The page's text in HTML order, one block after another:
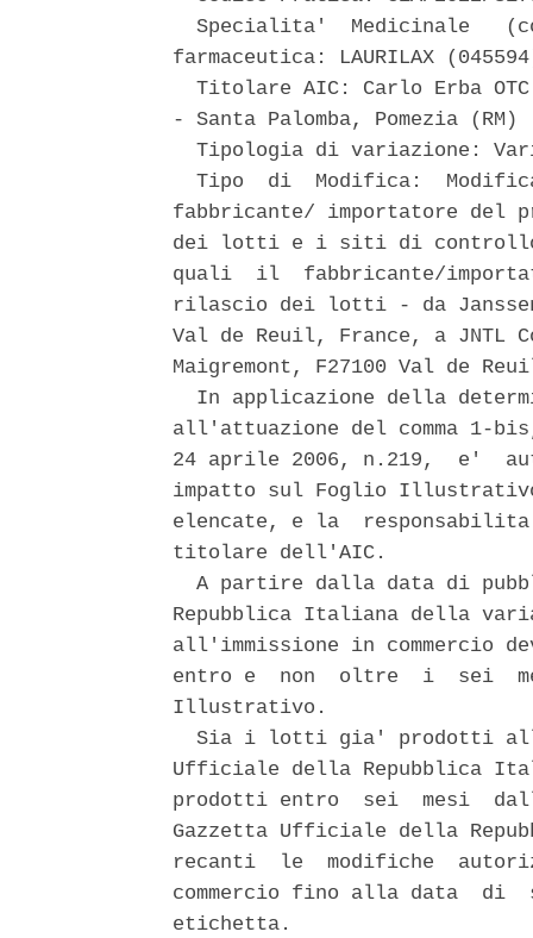
Specialita'  Medicinale
farmaceutica: LAURILAX
Titolare AIC: Carlo Erba
- Santa Palomba, Pomezia (RM)
Tipologia di variazione:
Tipo  di  Modifica:
fabbricante/ importatore
dei lotti e i siti di
quali  il  fabbricante/
rilascio dei lotti - da Janssen-
Val de Reuil, France, a JNTL
Maigremont, F27100 Val de
In applicazione della
all'attuazione del comma 1-
24 aprile 2006, n.219,  e'
impatto sul Foglio
elencate, e la
titolare dell'AIC.
A partire dalla data di
Repubblica Italiana della
all'immissione in commercio
entro e  non  oltre  i  sei
Illustrativo.
Sia i lotti gia' prodotti
Ufficiale della Repubblica
prodotti entro  sei  mesi
Gazzetta Ufficiale della
recanti  le  modifiche
commercio fino alla data  di
etichetta.